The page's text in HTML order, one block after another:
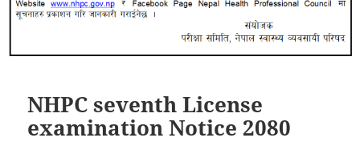
NHPC seventh License
examination Notice 2080